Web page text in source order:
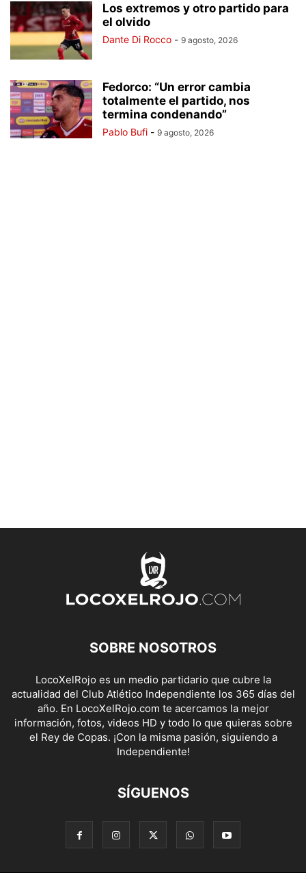
Los extremos y otro partido para
el olvido
Dante Di Rocco - 9 agosto, 2026
Fedorco: “Un error cambia
totalmente el partido, nos
termina condenando”
Pablo Bufi - 9 agosto, 2026
SOBRE NOSOTROS
LocoXelRojo es un medio partidario que cubre la
actualidad del Club Atlético Independiente los 365 días del
año. En LocoXelRojo.com te acercamos la mejor
información, fotos, videos HD y todo lo que quieras sobre
el Rey de Copas. ¡Con la misma pasión, siguiendo a
Independiente!
SÍGUENOS